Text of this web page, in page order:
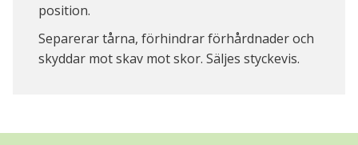
position.
Separerar tårna, förhindrar förhårdnader och
skyddar mot skav mot skor. Säljes styckevis.